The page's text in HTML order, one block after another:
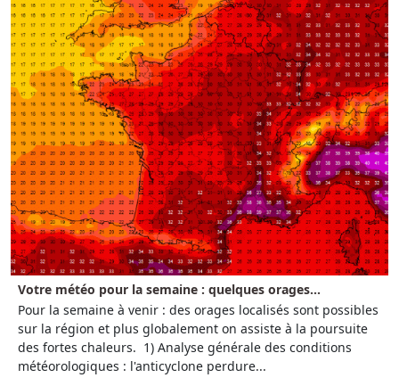
Votre météo pour la semaine : quelques orages...
Pour la semaine à venir : des orages localisés sont possibles
sur la région et plus globalement on assiste à la poursuite
des fortes chaleurs. 1) Analyse générale des conditions
météorologiques : l'anticyclone perdure...